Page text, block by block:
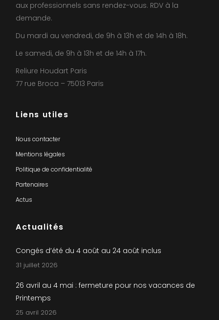
aux professionnels sans rendez-vous. RDV à la
demande.
Du mardi au vendredi, de 9h à 13h et de 14h à 18h.
Le samedi, de 9h à 13h et de 14h à 17h.
Reliure Houdart Paris
77 rue Broca – 75013 Paris
Liens utiles
Nous contacter
Mentions légales
Politique de confidentialité
Partenaires
Actus
Actualités
Congés d’été du 4 août au 24 août inclus
31 juillet 2026
26 avril au 4 mai : fermeture pour nos vacances de
Printemps
25 avril 2026